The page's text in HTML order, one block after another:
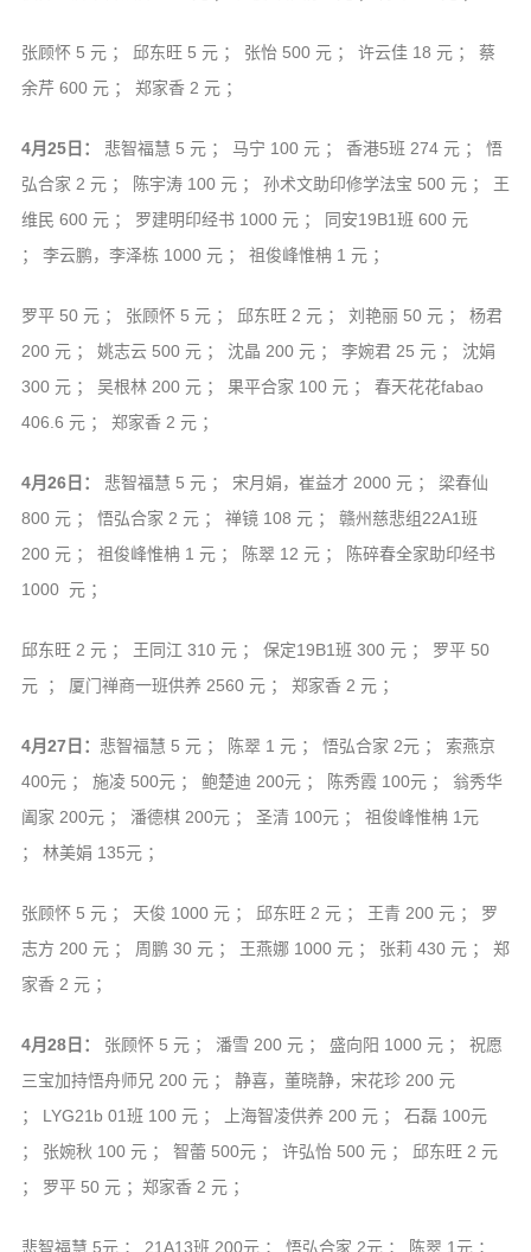
张顾怀 5 元 ； 邱东旺 5 元 ； 张怡 500 元 ； 许云佳 18 元 ； 蔡
余芹 600 元 ； 郑家香 2 元 ；
4月25日：
悲智福慧 5 元 ； 马宁 100 元 ； 香港5班 274 元 ； 悟
弘合家 2 元 ； 陈宇涛 100 元 ； 孙术文助印修学法宝 500 元 ； 王
维民 600 元 ； 罗建明印经书 1000 元 ； 同安19B1班 600 元
； 李云鹏，李泽栋 1000 元 ； 祖俊峰惟柟 1 元 ；
罗平 50 元 ； 张顾怀 5 元 ； 邱东旺 2 元 ； 刘艳丽 50 元 ； 杨君
200 元 ； 姚志云 500 元 ； 沈晶 200 元 ； 李婉君 25 元 ； 沈娟
300 元 ； 吴根林 200 元 ； 果平合家 100 元 ； 春天花花fabao
406.6 元 ； 郑家香 2 元 ；
4月26日：
悲智福慧 5 元 ； 宋月娟，崔益才 2000 元 ； 梁春仙
800 元 ； 悟弘合家 2 元 ； 禅镜 108 元 ； 赣州慈悲组22A1班
200 元 ； 祖俊峰惟柟 1 元 ； 陈翠 12 元 ； 陈碎春全家助印经书
1000 元 ；
邱东旺 2 元 ； 王同江 310 元 ； 保定19B1班 300 元 ； 罗平 50
元 ； 厦门禅商一班供养 2560 元 ； 郑家香 2 元 ；
4月27日： 悲智福慧 5 元 ； 陈翠 1 元 ； 悟弘合家 2元 ； 索燕京
400元 ； 施凌 500元 ； 鲍楚迪 200元 ； 陈秀霞 100元 ； 翁秀华
阖家 200元 ； 潘德棋 200元 ； 圣清 100元 ； 祖俊峰惟柟 1元
； 林美娟 135元 ；
张顾怀 5 元 ； 天俊 1000 元 ； 邱东旺 2 元 ； 王青 200 元 ； 罗
志方 200 元 ； 周鹏 30 元 ； 王燕娜 1000 元 ； 张莉 430 元 ； 郑
家香 2 元 ；
4月28日：
张顾怀 5 元 ； 潘雪 200 元 ； 盛向阳 1000 元 ； 祝愿
三宝加持悟舟师兄 200 元 ； 静喜，董晓静，宋花珍 200 元
； LYG21b 01班 100 元 ； 上海智凌供养 200 元 ； 石磊 100元
； 张婉秋 100 元 ； 智蕾 500元 ； 许弘怡 500 元 ； 邱东旺 2 元
； 罗平 50 元 ；郑家香 2 元 ；
悲智福慧 5元 ； 21A13班 200元 ； 悟弘合家 2元 ； 陈翠 1元 ；